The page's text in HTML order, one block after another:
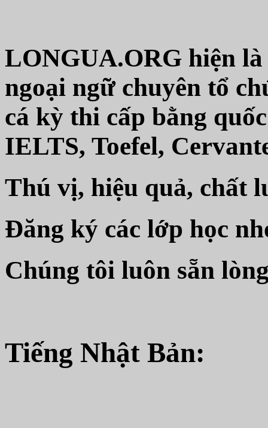
LONGUA.ORG hiện
ngoại ngữ chuyên tổ
cá kỳ thi cấp bằng
IELTS, Toefel,
Thú vị, hiệu quả, chất
Đăng ký các lớp học
Chúng tôi luôn sẵn
Tiếng Nhật Bản: